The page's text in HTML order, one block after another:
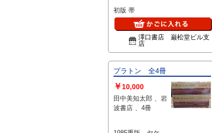
22cm 、3
初版 帯
澤口書店 巌松堂ビル支
店
プラトン 全4冊
￥ 10,000
田中美知太郎 、岩
波書店 、4冊